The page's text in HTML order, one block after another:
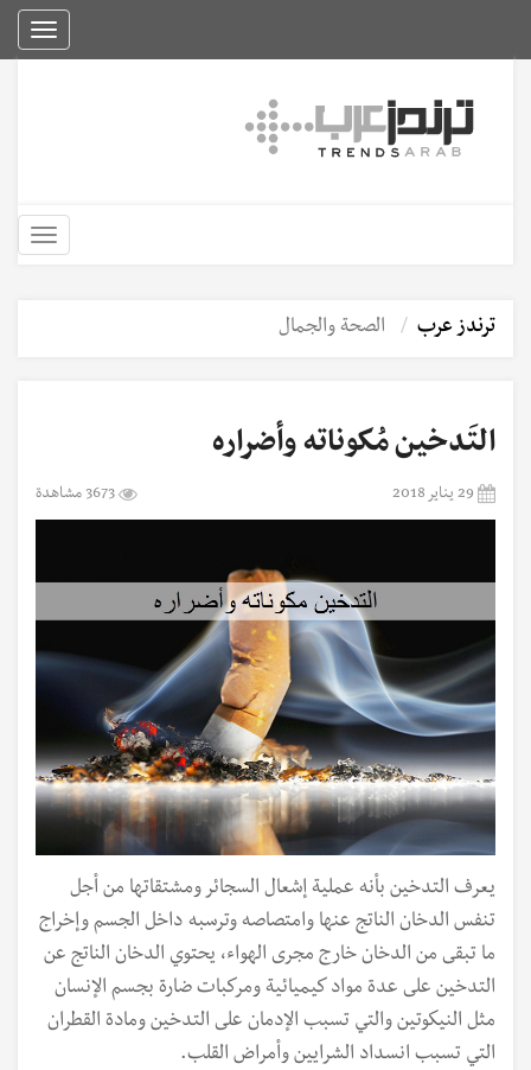
Toggle
Toggle
ترندز عرب الصحة والجمال
التَدخين مُكوناته وأضراره
29 يناير 2018 3673 مشاهدة
يعرف التدخين بأنه عملية إشعال السجائر ومشتقاتها من أجل
تنفس الدخان الناتج عنها وامتصاصه وترسبه داخل الجسم وإخراج
ما تبقى من الدخان خارج مجرى الهواء، يحتوي الدخان الناتج عن
التدخين على عدة مواد كيميائية ومركبات ضارة بجسم الإنسان
مثل النيكوتين والتي تسبب الإدمان على التدخين ومادة القطران
التي تسبب انسداد الشرايين وأمراض القلب.